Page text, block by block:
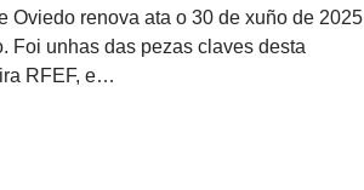
Oviedo renova ata o 30 de xuño de 2025
Foi unhas das pezas claves desta
RFEF, e…